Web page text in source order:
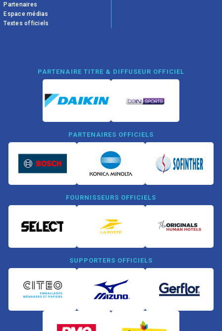
Partenaires
Espace médias
Textes officiels
PARTENAIRE TITRE & DIFFUSEUR OFFICIEL
PARTENAIRES OFFICIELS
FOURNISSEURS OFFICIELS
SUPPORTERS OFFICIELS